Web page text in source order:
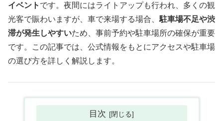
イベント です。夜間にはライトアップも行われ、多くの観
光客で賑わいますが、車で来場する場合、 駐車場不足や渋
滞が発生しやすいため、事前予約や駐車場所の確保が重要
です。この記事では、公式情報をもとにアクセスや駐車場
の選び方を詳しく解説します。
目次